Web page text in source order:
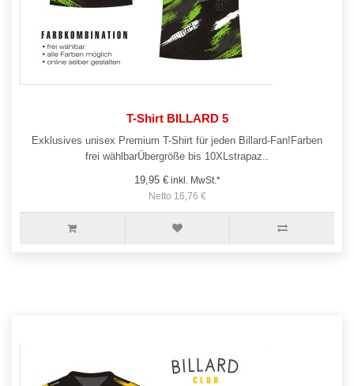
T-Shirt BILLARD 5
Exklusives unisex Premium T-Shirt für jeden Billard-Fan!Farben
frei wählbarÜbergröße bis 10XLstrapaz..
19,95 €inkl. MwSt.*
Netto 16,76 €